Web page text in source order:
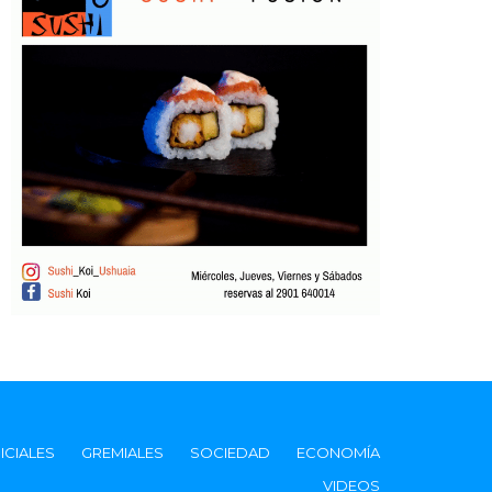
GREMIALES SOCIEDAD
ECONOMÍA
VIDEOS